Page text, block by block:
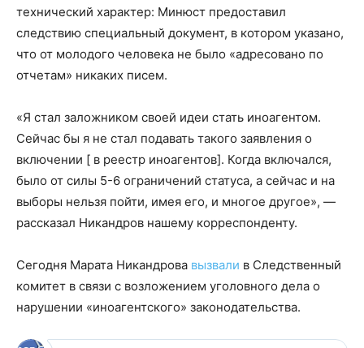
технический характер: Минюст предоставил
следствию специальный документ, в котором указано,
что от молодого человека не было «адресовано по
отчетам» никаких писем.
«Я стал заложником своей идеи стать иноагентом.
Сейчас бы я не стал подавать такого заявления о
включении [ в реестр иноагентов]. Когда включался,
было от силы 5-6 ограничений статуса, а сейчас и на
выборы нельзя пойти, имея его, и многое другое», —
рассказал Никандров нашему корреспонденту.
Сегодня Марата Никандрова вызвали в Следственный
комитет в связи с возложением уголовного дела о
нарушении «иноагентского» законодательства.